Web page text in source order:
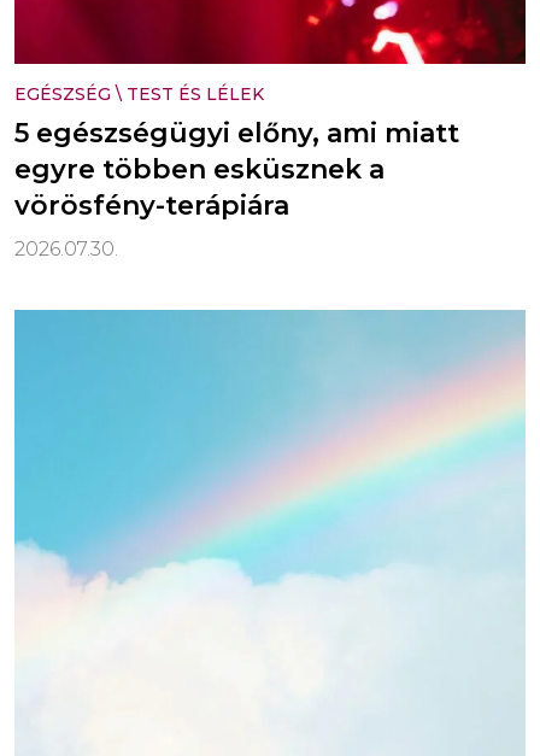
EGÉSZSÉG \ TEST ÉS LÉLEK
5 egészségügyi előny, ami miatt
egyre többen esküsznek a
vörösfény-terápiára
2026.07.30.